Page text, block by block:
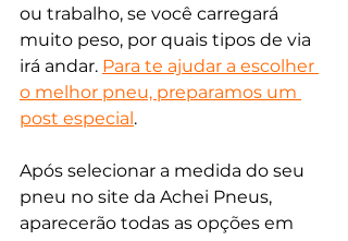
ou trabalho, se você carregará
muito peso, por quais tipos de via
irá andar. Para te ajudar a escolher
o melhor pneu, preparamos um
post especial .
Após selecionar a medida do seu
pneu no site da Achei Pneus,
aparecerão todas as opções em